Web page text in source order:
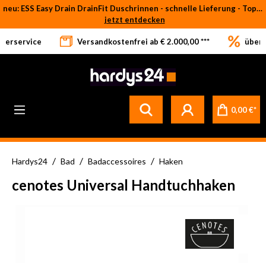
Zum Hauptinhalt springen
neu: ESS Easy Drain DrainFit Duschrinnen - schnelle Lieferung - Top-Preise
jetzt entdecken
Betrifft ausschließlich bei Bestellware-Fliesen: aufgrund der Werksferien in Italien und Spanien kommt es zu Verzögerungen bei der Verladung. Sämtliche Lagerware (sofort verfügbar) sowie alle anderen Produktgruppen versenden wir weiterhin regulär
Versandkostenfrei ab € 2.000,00 *** über
0,00 €*
Hardys24 / Bad / Badaccessoires / Haken
cenotes Universal Handtuchhaken